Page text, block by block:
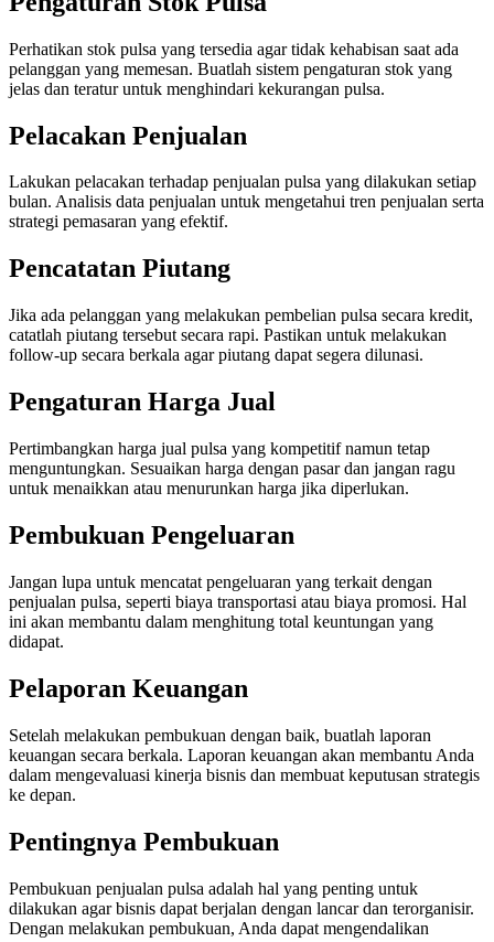
Perhatikan stok pulsa yang tersedia agar tidak kehabisan saat ada
pelanggan yang memesan. Buatlah sistem pengaturan stok yang
jelas dan teratur untuk menghindari kekurangan pulsa.
Pelacakan Penjualan
Lakukan pelacakan terhadap penjualan pulsa yang dilakukan setiap
bulan. Analisis data penjualan untuk mengetahui tren penjualan serta
strategi pemasaran yang efektif.
Pencatatan Piutang
Jika ada pelanggan yang melakukan pembelian pulsa secara kredit,
catatlah piutang tersebut secara rapi. Pastikan untuk melakukan
follow-up secara berkala agar piutang dapat segera dilunasi.
Pengaturan Harga Jual
Pertimbangkan harga jual pulsa yang kompetitif namun tetap
menguntungkan. Sesuaikan harga dengan pasar dan jangan ragu
untuk menaikkan atau menurunkan harga jika diperlukan.
Pembukuan Pengeluaran
Jangan lupa untuk mencatat pengeluaran yang terkait dengan
penjualan pulsa, seperti biaya transportasi atau biaya promosi. Hal
ini akan membantu dalam menghitung total keuntungan yang
didapat.
Pelaporan Keuangan
Setelah melakukan pembukuan dengan baik, buatlah laporan
keuangan secara berkala. Laporan keuangan akan membantu Anda
dalam mengevaluasi kinerja bisnis dan membuat keputusan strategis
ke depan.
Pentingnya Pembukuan
Pembukuan penjualan pulsa adalah hal yang penting untuk
dilakukan agar bisnis dapat berjalan dengan lancar dan terorganisir.
Dengan melakukan pembukuan, Anda dapat mengendalikan